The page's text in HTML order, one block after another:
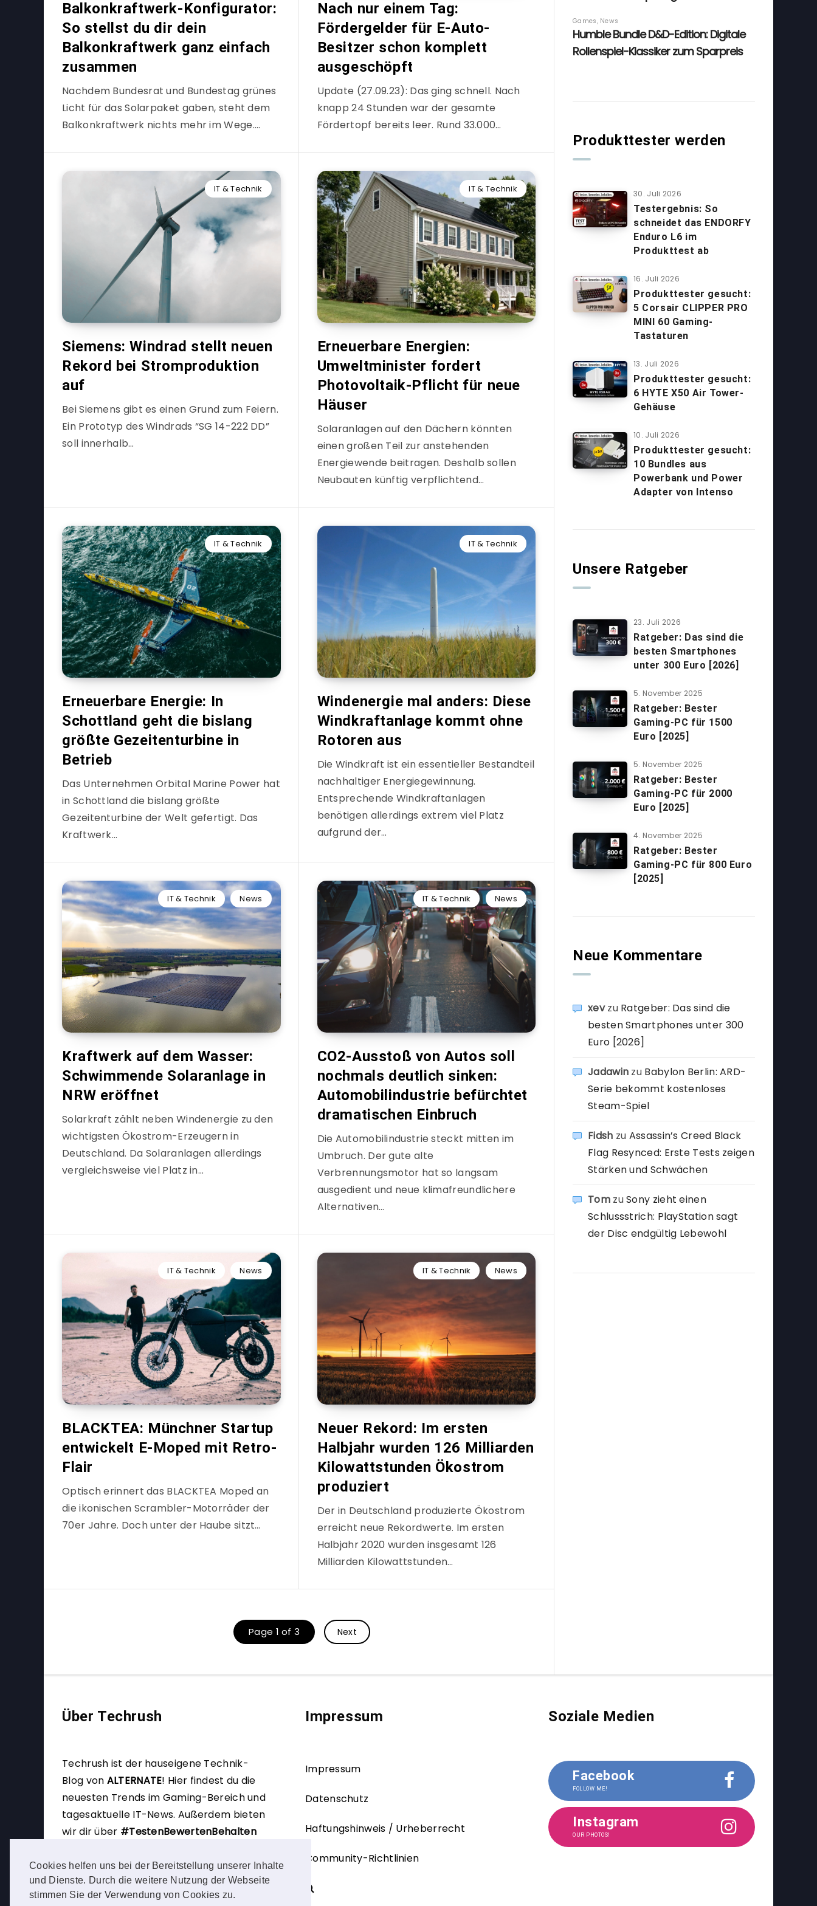
Cookies helfen uns bei der Bereitstellung unserer Inhalte
und Dienste. Durch die weitere Nutzung der Webseite
stimmen Sie der Verwendung von Cookies zu.
Balkonkraftwerk-Konfigurator:
So stellst du dir dein
Balkonkraftwerk ganz einfach
zusammen
Nachdem Bundesrat und Bundestag grünes
Licht für das Solarpaket gaben, steht dem
Balkonkraftwerk nichts mehr im Wege….
Nach nur einem Tag:
Fördergelder für E-Auto-
Besitzer schon komplett
ausgeschöpft
Update (27.09.23): Das ging schnell. Nach
knapp 24 Stunden war der gesamte
Fördertopf bereits leer. Rund 33.000…
IT & Technik
Siemens: Windrad stellt neuen
Rekord bei Stromproduktion
auf
Bei Siemens gibt es einen Grund zum Feiern.
Ein Prototyp des Windrads “SG 14-222 DD”
soll innerhalb…
IT & Technik
Erneuerbare Energien:
Umweltminister fordert
Photovoltaik-Pflicht für neue
Häuser
Solaranlagen auf den Dächern könnten
einen großen Teil zur anstehenden
Energiewende beitragen. Deshalb sollen
Neubauten künftig verpflichtend…
IT & Technik
Erneuerbare Energie: In
Schottland geht die bislang
größte Gezeitenturbine in
Betrieb
Das Unternehmen Orbital Marine Power hat
in Schottland die bislang größte
Gezeitenturbine der Welt gefertigt. Das
Kraftwerk…
IT & Technik
Windenergie mal anders: Diese
Windkraftanlage kommt ohne
Rotoren aus
Die Windkraft ist ein essentieller Bestandteil
nachhaltiger Energiegewinnung.
Entsprechende Windkraftanlagen
benötigen allerdings extrem viel Platz
aufgrund der…
IT & Technik News
Kraftwerk auf dem Wasser:
Schwimmende Solaranlage in
NRW eröffnet
Solarkraft zählt neben Windenergie zu den
wichtigsten Ökostrom-Erzeugern in
Deutschland. Da Solaranlagen allerdings
vergleichsweise viel Platz in…
IT & Technik News
CO2-Ausstoß von Autos soll
nochmals deutlich sinken:
Automobilindustrie befürchtet
dramatischen Einbruch
Die Automobilindustrie steckt mitten im
Umbruch. Der gute alte
Verbrennungsmotor hat so langsam
ausgedient und neue klimafreundlichere
Alternativen…
IT & Technik News
BLACKTEA: Münchner Startup
entwickelt E-Moped mit Retro-
Flair
Optisch erinnert das BLACKTEA Moped an
die ikonischen Scrambler-Motorräder der
70er Jahre. Doch unter der Haube sitzt…
IT & Technik News
Neuer Rekord: Im ersten
Halbjahr wurden 126 Milliarden
Kilowattstunden Ökostrom
produziert
Der in Deutschland produzierte Ökostrom
erreicht neue Rekordwerte. Im ersten
Halbjahr 2020 wurden insgesamt 126
Milliarden Kilowattstunden…
Page 1 of 3 Next
Produkttester werden
30. Juli 2026
Testergebnis: So
schneidet das ENDORFY
Enduro L6 im
Produkttest ab
16. Juli 2026
Produkttester gesucht:
5 Corsair CLIPPER PRO
MINI 60 Gaming-
Tastaturen
13. Juli 2026
Produkttester gesucht:
6 HYTE X50 Air Tower-
Gehäuse
10. Juli 2026
Produkttester gesucht:
10 Bundles aus
Powerbank und Power
Adapter von Intenso
Unsere Ratgeber
23. Juli 2026
Ratgeber: Das sind die
besten Smartphones
unter 300 Euro [2026]
5. November 2025
Ratgeber: Bester
Gaming-PC für 1500
Euro [2025]
5. November 2025
Ratgeber: Bester
Gaming-PC für 2000
Euro [2025]
4. November 2025
Ratgeber: Bester
Gaming-PC für 800 Euro
[2025]
Neue Kommentare
xevzu Ratgeber: Das sind die
besten Smartphones unter 300
Euro [2026]
Jadawin zu Babylon Berlin: ARD-
Serie bekommt kostenloses
Steam-Spiel
Fidsh zu Assassin’s Creed Black
Flag Resynced: Erste Tests zeigen
Stärken und Schwächen
TomzuSony zieht einen
Schlussstrich: PlayStation sagt
der Disc endgültig Lebewohl
Über Techrush
Techrush ist der hauseigene Technik-
Blog von ALTERNATE! Hier findest du die
neuesten Trends im Gaming-Bereich und
tagesaktuelle IT-News. Außerdem bieten
wir dir über #TestenBewertenBehalten
werden.
Impressum
Impressum
Datenschutz
Haftungshinweis / Urheberrecht
Community-Richtlinien
Soziale Medien
Facebook
FOLLOW ME!
Instagram
OUR PHOTOS!